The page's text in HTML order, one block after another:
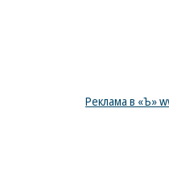
Реклама в «Ъ»